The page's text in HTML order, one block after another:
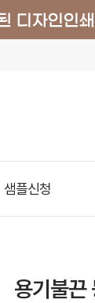
샘플신청
용기불